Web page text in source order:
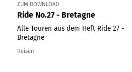
ZUM DOWNLOAD
Ride No.27 - Bretagne
Alle Touren aus dem Heft Ride 27 -
Bretagne
Reisen